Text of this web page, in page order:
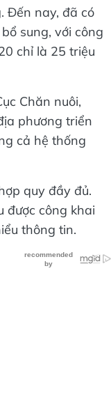
Đến nay, đã có
sung, với công
chỉ là 25 triệu
Chăn nuôi,
phương triển
cả hệ thống
quy đầy đủ.
được công khai
thông tin.